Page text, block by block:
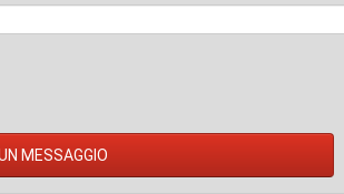
MESSAGGIO